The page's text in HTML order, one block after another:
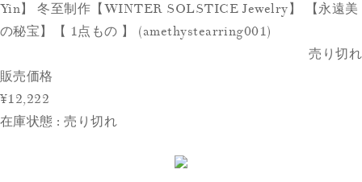
Yin】 冬至制作【WINTER SOLSTICE Jewelry】 【永遠美
の秘宝】【 1点もの 】 (amethystearring001)
売り切れ
販売価格
¥12,222
在庫状態 : 売り切れ